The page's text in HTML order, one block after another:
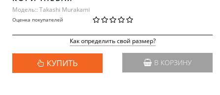
Модель:: Takashi Murakami
Оценка покупателей
Как определить свой размер?
КУПИТЬ В КОРЗИНУ